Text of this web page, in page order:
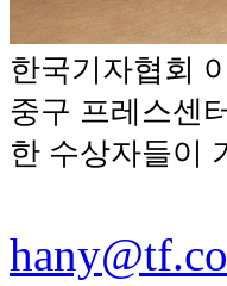
한국기자협회
중구 프레스센
한 수상자들이